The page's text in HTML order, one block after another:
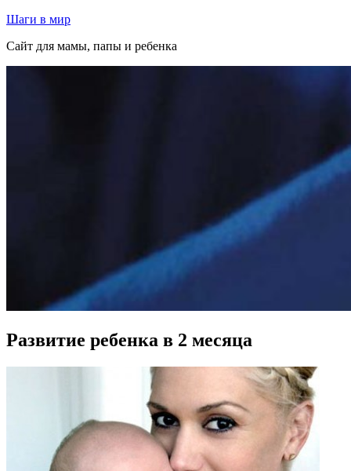
Перейти
содержимому
Шаги в мир
Сайт для мамы, папы и ребенка
Развитие ребенка в 2 месяца